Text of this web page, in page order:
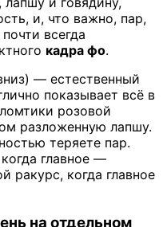
и, что важно, пар,
всегда
кадра фо.
— естественный
показывает всё в
розовой
разложенную лапшу.
теряете пар.
главное —
ракурс, когда главное
на отдельном